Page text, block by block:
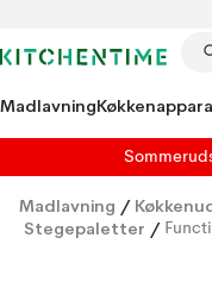
Madlavning
S
Madlavning /
Stegepaletter /